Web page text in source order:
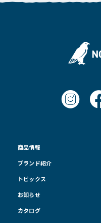
商品情報
ブランド紹介
トピックス
お知らせ
カタログ